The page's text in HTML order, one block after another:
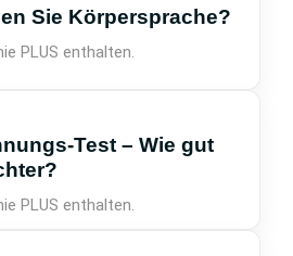
Sie Körpersprache?
PLUS enthalten.
Test – Wie gut
PLUS enthalten.